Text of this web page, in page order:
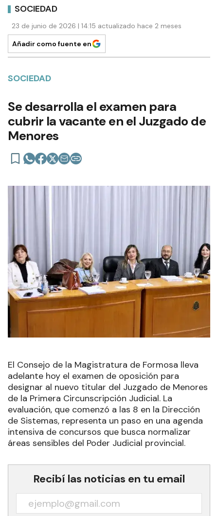
SOCIEDAD
23 de junio de 2026 | 14:15 actualizado hace 2 meses
Añadir como fuente en
SOCIEDAD
Se desarrolla el examen para
cubrir la vacante en el Juzgado de
Menores
El Consejo de la Magistratura de Formosa lleva
adelante hoy el examen de oposición para
designar al nuevo titular del Juzgado de Menores
de la Primera Circunscripción Judicial. La
evaluación, que comenzó a las 8 en la Dirección
de Sistemas, representa un paso en una agenda
intensiva de concursos que busca normalizar
áreas sensibles del Poder Judicial provincial.
Recibí las noticias en tu email